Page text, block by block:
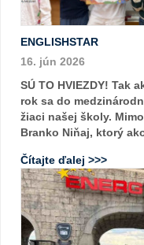
ENGLISHSTAR
16. jún 2026
SÚ TO HVIEZDY! Tak
rok sa do
žiaci našej školy.
Branko Niňaj, ktorý
Čítajte ďalej >>>